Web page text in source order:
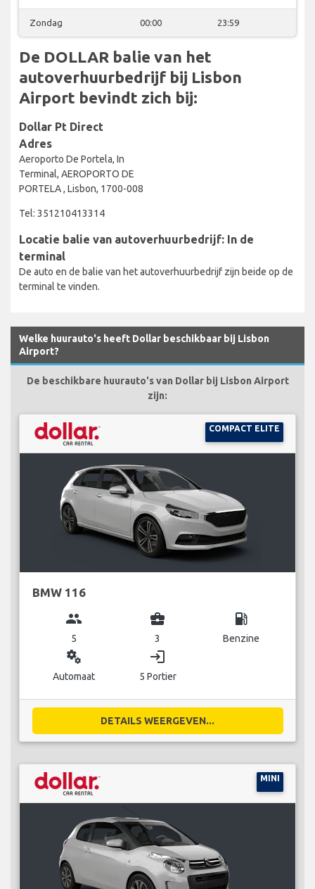
Zondag 00:00 23:59
De DOLLAR balie van het
autoverhuurbedrijf bij Lisbon
Airport bevindt zich bij:
Dollar Pt Direct
Adres
Aeroporto De Portela, In
Terminal, AEROPORTO DE
PORTELA , Lisbon, 1700-008
Tel: 351210413314
Locatie balie van autoverhuurbedrijf: In de
terminal
De auto en de balie van het autoverhuurbedrijf zijn beide op de
terminal te vinden.
Welke huurauto's heeft Dollar beschikbaar bij Lisbon
Airport?
De beschikbare huurauto's van Dollar bij Lisbon Airport
zijn:
COMPACT ELITE
BMW 116
group
5
business_center
3
local_gas_station
Benzine
miscellaneous_services
Automaat
login
5 Portier
DETAILS WEERGEVEN...
MINI